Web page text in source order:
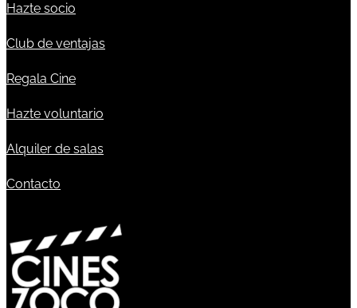
Hazte socio
Club de ventajas
Regala Cine
Hazte voluntario
Alquiler de salas
Contacto